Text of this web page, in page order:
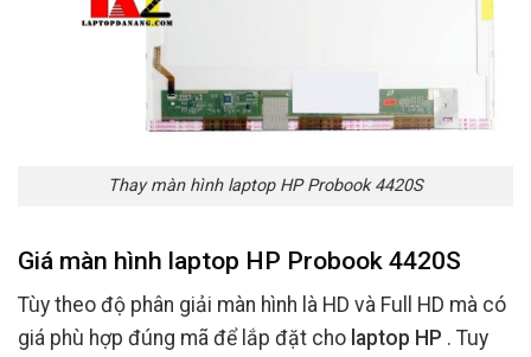
Thay màn hình laptop HP Probook 4420S
Giá màn hình laptop HP Probook 4420S
Tùy theo độ phân giải màn hình là HD và Full HD mà có
giá phù hợp đúng mã để lắp đặt cho laptop HP . Tuy